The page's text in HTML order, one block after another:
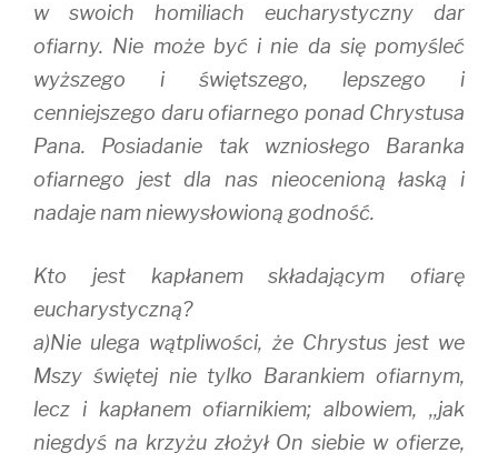
w swoich homiliach eucharystyczny dar
ofiarny. Nie może być i nie da się pomyśleć
wyższego i świętszego, lepszego i
cenniejszego daru ofiarnego ponad Chrystusa
Pana. Posiadanie tak wzniosłego Baranka
ofiarnego jest dla nas nieocenioną łaską i
nadaje nam niewysłowioną godność.
Kto jest kapłanem składającym ofiarę
eucharystyczną?
a)Nie ulega wątpliwości, że Chrystus jest we
Mszy świętej nie tylko Barankiem ofiarnym,
lecz i kapłanem ofiarnikiem; albowiem, ,,jak
niegdyś na krzyżu złożył On siebie w ofierze,